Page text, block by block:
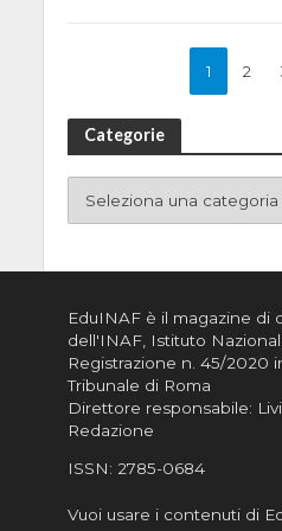
1 2
Categorie
EduINAF è il magazine di
dell'INAF, Istituto
Registrazione n. 45/2020
Tribunale di Roma
Direttore responsabile:
Redazione
ISSN: 2785-0684
Vuoi usare i contenuti di